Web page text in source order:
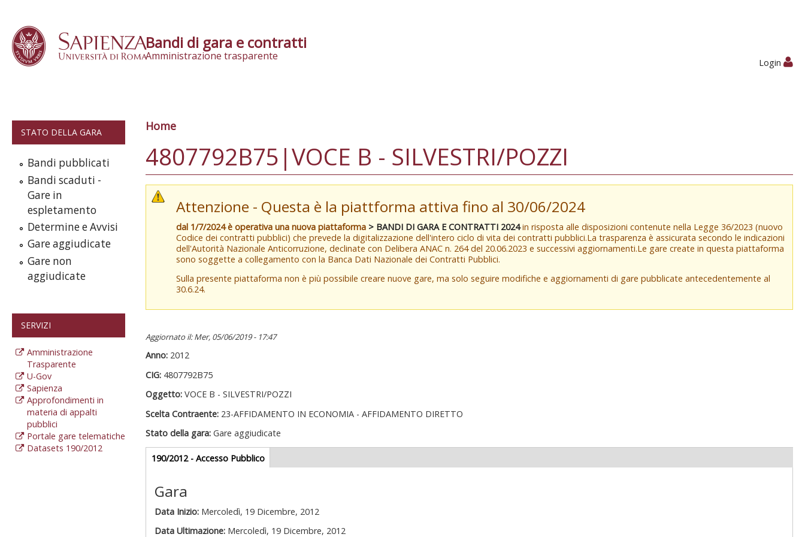
Bandi di gara e contratti
Amministrazione trasparente
Login
STATO DELLA GARA
Bandi pubblicati
Bandi scaduti -
Gare in
espletamento
Determine e Avvisi
Gare aggiudicate
Gare non
aggiudicate
SERVIZI
Amministrazione
Trasparente
U-Gov
Sapienza
Approfondimenti in
materia di appalti
pubblici
Portale gare telematiche
Datasets 190/2012
Tu sei qui
Home
4807792B75|VOCE B - SILVESTRI/POZZI
Attenzione - Questa è la piattforma attiva fino al 30/06/2024
dal 1/7/2024 è operativa una nuova piattaforma > BANDI DI GARA E CONTRATTI 2024in risposta alle disposizioni contenute nella Legge 36/2023 (nuovo
Codice dei contratti pubblici) che prevede la digitalizzazione dell'intero ciclo di vita dei contratti pubblici.La trasparenza è assicurata secondo le indicazioni
dell'Autorità Nazionale Anticorruzione, declinate con Delibera ANAC n. 264 del 20.06.2023 e successivi aggiornamenti.Le gare create in questa piattaforma
sono soggette a collegamento con la Banca Dati Nazionale dei Contratti Pubblici.
Sulla presente piattaforma non è più possibile creare nuove gare, ma solo seguire modifiche e aggiornamenti di gare pubblicate antecedentemente al
30.6.24.
Aggiornato il: Mer, 05/06/2019 - 17:47
Anno: 2012
CIG: 4807792B75
Oggetto: VOCE B - SILVESTRI/POZZI
Scelta Contraente: 23-AFFIDAMENTO IN ECONOMIA - AFFIDAMENTO DIRETTO
Stato della gara: Gare aggiudicate
Gare appalti
190/2012 - Accesso Pubblico(scheda
attiva)
Gara
Data Inizio: Mercoledì, 19 Dicembre, 2012
Data Ultimazione: Mercoledì, 19 Dicembre, 2012